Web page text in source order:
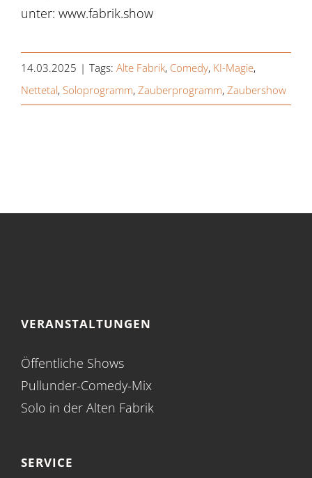
unter: www.fabrik.show
14.03.2025 | Tags: Alte Fabrik, Comedy, KI-Magie,
Nettetal, Soloprogramm, Zauberprogramm, Zaubershow
VERANSTALTUNGEN
Öffentliche Shows
Pullunder-Comedy-Mix
Solo in der Alten Fabrik
SERVICE